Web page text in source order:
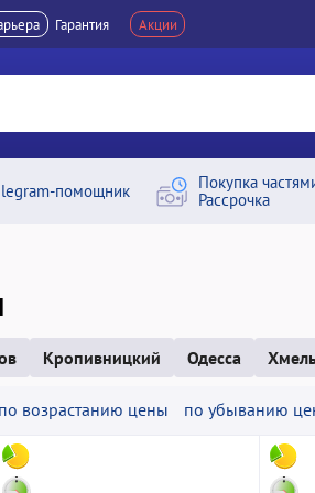
Гарантия Акции
помощник
Покупка
Рассрочка
Кропивницкий Одесса
по возрастанию цены по убыванию